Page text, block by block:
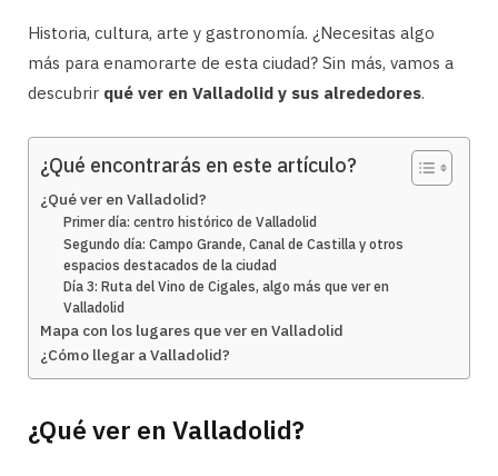
Historia, cultura, arte y gastronomía. ¿Necesitas algo
más para enamorarte de esta ciudad? Sin más, vamos a
descubrir qué ver en Valladolid y sus alrededores.
¿Qué encontrarás en este artículo?
¿Qué ver en Valladolid?
Primer día: centro histórico de Valladolid
Segundo día: Campo Grande, Canal de Castilla y otros
espacios destacados de la ciudad
Día 3: Ruta del Vino de Cigales, algo más que ver en
Valladolid
Mapa con los lugares que ver en Valladolid
¿Cómo llegar a Valladolid?
¿Qué ver en Valladolid?